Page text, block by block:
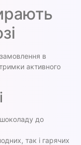
в
активного
до
так і гарячих